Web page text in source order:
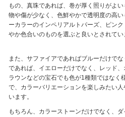
もの、真珠であれば、巻が厚く照りがよ
物や傷が少なく、色鮮やかで透明度の高
ーカラーのインペリアルトパーズ、ピン
やか色合いのものを選ぶと良いとされてい
また、サファイアであればブルーだけで
であれば、イエローだけでなく、レッド
ラウンなどの宝石でも色が1種類ではなく
で、カラーバリエーションを楽しみたい
います。
もちろん、カラーストーンだけでなく、